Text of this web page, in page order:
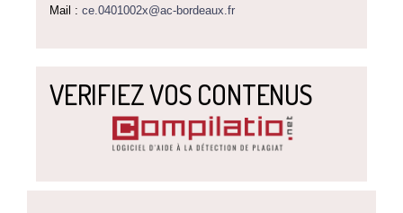
Mail : ce.0401002x@ac-bordeaux.fr
VERIFIEZ VOS CONTENUS